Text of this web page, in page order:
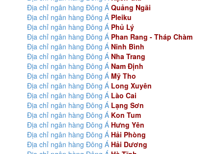
Địa chỉ ngân hàng Đông Á Quảng Ngãi
Địa chỉ ngân hàng Đông Á Pleiku
Địa chỉ ngân hàng Đông Á Phủ Lý
Địa chỉ ngân hàng Đông Á Phan Rang - Tháp Chàm
Địa chỉ ngân hàng Đông Á Ninh Bình
Địa chỉ ngân hàng Đông Á Nha Trang
Địa chỉ ngân hàng Đông Á Nam Định
Địa chỉ ngân hàng Đông Á Mỹ Tho
Địa chỉ ngân hàng Đông Á Long Xuyên
Địa chỉ ngân hàng Đông Á Lào Cai
Địa chỉ ngân hàng Đông Á Lạng Sơn
Địa chỉ ngân hàng Đông Á Kon Tum
Địa chỉ ngân hàng Đông Á Hưng Yên
Địa chỉ ngân hàng Đông Á Hải Phòng
Địa chỉ ngân hàng Đông Á Hải Dương